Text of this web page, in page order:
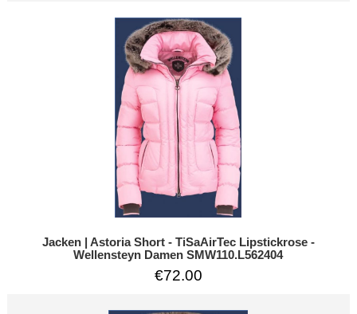
Jacken | Astoria Short - TiSaAirTec Lipstickrose -
Wellensteyn Damen SMW110.L562404
€72.00